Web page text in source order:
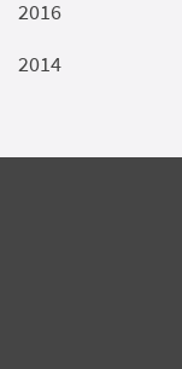
2016
2014